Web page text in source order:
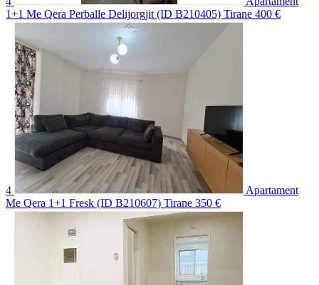
1+1 Me Qera Perballe Delijorgjit (ID B210405) Tirane 400 €
4
Apartament
Me Qera 1+1 Fresk (ID B210607) Tirane 350 €